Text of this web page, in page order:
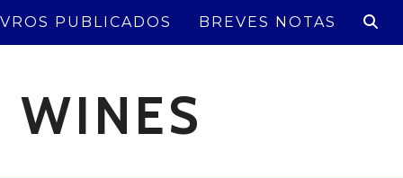
PUBLICADOS BREVES NOTAS
WINES